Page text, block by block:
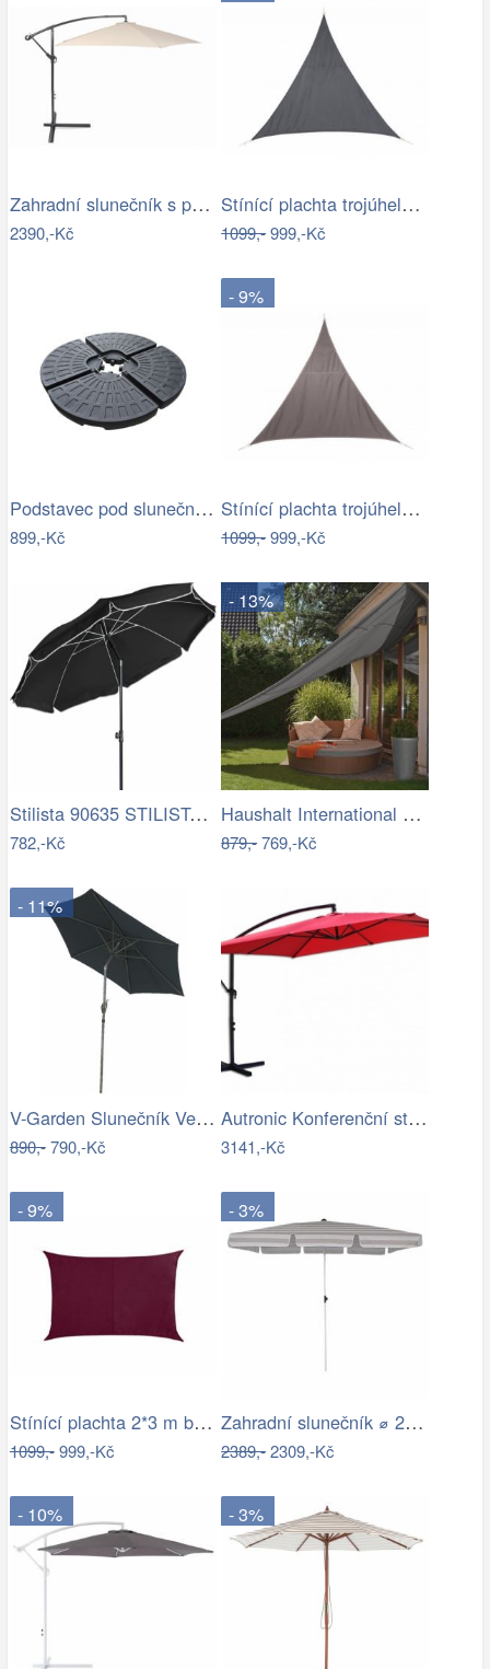
Zahradní slunečník s podstavcem ø 300…
2390,-Kč
Stínící plachta trojúhelník 3*3*3 m šedá
1099,-999,-Kč
Podstavec pod slunečník Houseland Barx…
899,-Kč
- 9%
Stínící plachta trojúhelník 3*3*3 m…
1099,-999,-Kč
Stilista 90635 STILISTA Zahradní…
782,-Kč
- 13%
Haushalt International Stínící…
879,-769,-Kč
- 11%
V-Garden Slunečník VeGA 270C - černý
890,-790,-Kč
Autronic Konferenční stolek AHG-402 WT
3141,-Kč
- 9%
Stínící plachta 2*3 m bordó
1099,-999,-Kč
- 3%
Zahradní slunečník ⌀ 2,85 m světle…
2389,-2309,-Kč
- 10% - 3%